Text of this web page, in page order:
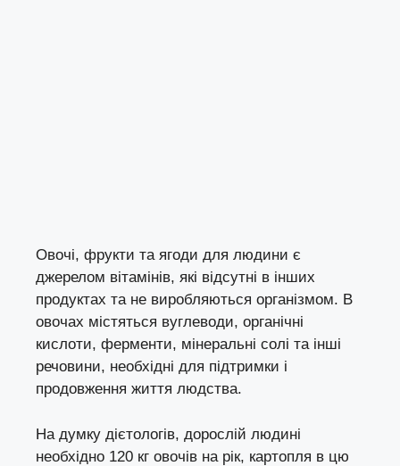
Овочі, фрукти та ягоди для людини є
джерелом вітамінів, які відсутні в інших
продуктах та не виробляються організмом. В
овочах містяться вуглеводи, органічні
кислоти, ферменти, мінеральні солі та інші
речовини, необхідні для підтримки і
продовження життя людства.
На думку дієтологів, дорослій людині
необхідно 120 кг овочів на рік, картопля в цю